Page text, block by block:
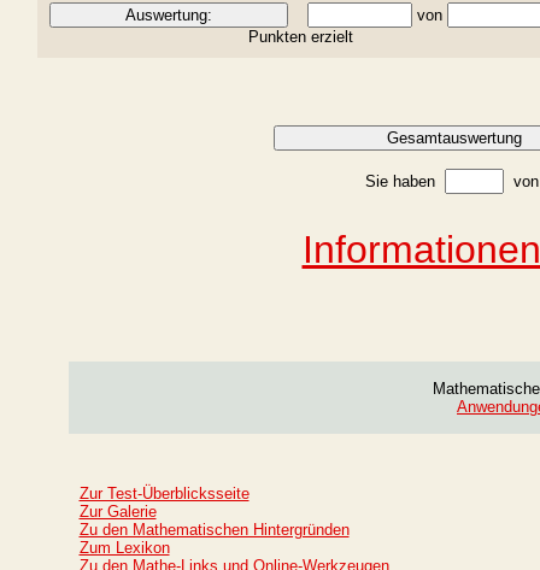
von
Punkten erzielt
Sie haben
Zur Test-Überblicksseite
Zur Galerie
Zu den Mathematischen Hintergründen
Zum Lexikon
Zu den Mathe-Links und Online-Werkzeugen